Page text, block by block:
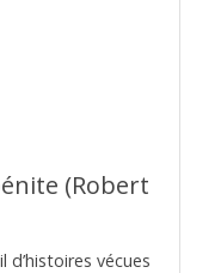
(Robert
vécues